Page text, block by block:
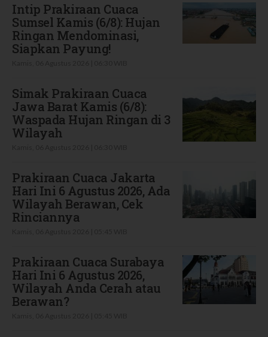
Intip Prakiraan Cuaca
Sumsel Kamis (6/8): Hujan
Ringan Mendominasi,
Siapkan Payung!
Simak Prakiraan Cuaca
Jawa Barat Kamis (6/8):
Waspada Hujan Ringan di 3
Wilayah
Prakiraan Cuaca Jakarta
Hari Ini 6 Agustus 2026, Ada
Wilayah Berawan, Cek
Rinciannya
Prakiraan Cuaca Surabaya
Hari Ini 6 Agustus 2026,
Wilayah Anda Cerah atau
Berawan?